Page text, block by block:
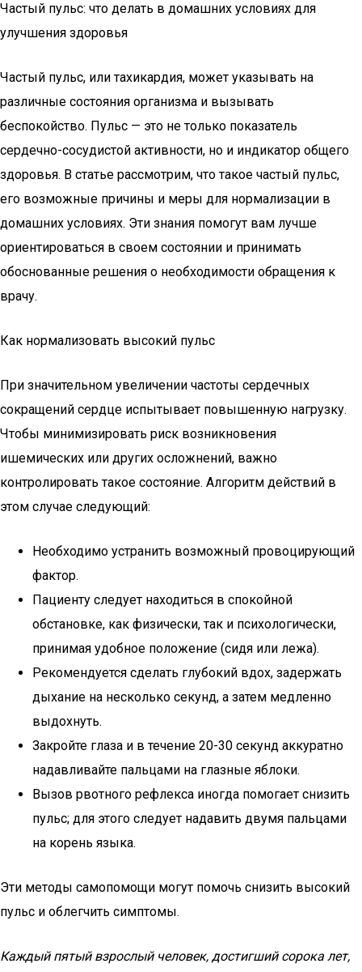
Частый пульс: что делать в домашних условиях для
улучшения здоровья
Частый пульс, или тахикардия, может указывать на
различные состояния организма и вызывать
беспокойство. Пульс — это не только показатель
сердечно-сосудистой активности, но и индикатор общего
здоровья. В статье рассмотрим, что такое частый пульс,
его возможные причины и меры для нормализации в
домашних условиях. Эти знания помогут вам лучше
ориентироваться в своем состоянии и принимать
обоснованные решения о необходимости обращения к
врачу.
Как нормализовать высокий пульс
При значительном увеличении частоты сердечных
сокращений сердце испытывает повышенную нагрузку.
Чтобы минимизировать риск возникновения
ишемических или других осложнений, важно
контролировать такое состояние. Алгоритм действий в
этом случае следующий:
Необходимо устранить возможный провоцирующий
фактор.
Пациенту следует находиться в спокойной
обстановке, как физически, так и психологически,
принимая удобное положение (сидя или лежа).
Рекомендуется сделать глубокий вдох, задержать
дыхание на несколько секунд, а затем медленно
выдохнуть.
Закройте глаза и в течение 20-30 секунд аккуратно
надавливайте пальцами на глазные яблоки.
Вызов рвотного рефлекса иногда помогает снизить
пульс; для этого следует надавить двумя пальцами
на корень языка.
Эти методы самопомощи могут помочь снизить высокий
пульс и облегчить симптомы.
Каждый пятый взрослый человек, достигший сорока лет,